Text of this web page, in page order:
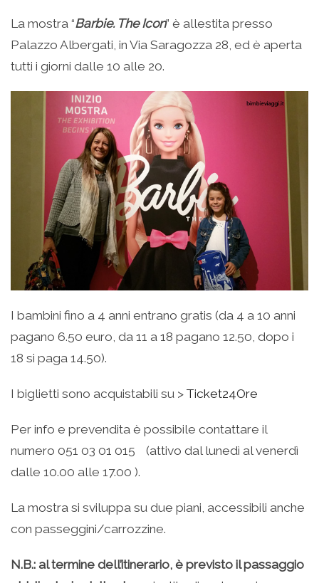
La mostra “Barbie. The Icon” è allestita presso
Palazzo Albergati, in Via Saragozza 28, ed è aperta
tutti i giorni dalle 10 alle 20.
I bambini fino a 4 anni entrano gratis (da 4 a 10 anni
pagano 6.50 euro, da 11 a 18 pagano 12.50, dopo i
18 si paga 14.50).
I biglietti sono acquistabili su > Ticket24Ore
Per info e prevendita è possibile contattare il
numero 051 03 01 015 (attivo dal lunedì al venerdì
dalle 10.00 alle 17.00 ).
La mostra si sviluppa su due piani, accessibili anche
con passeggini/carrozzine.
N.B.: al termine dell’itinerario, è previsto il passaggio